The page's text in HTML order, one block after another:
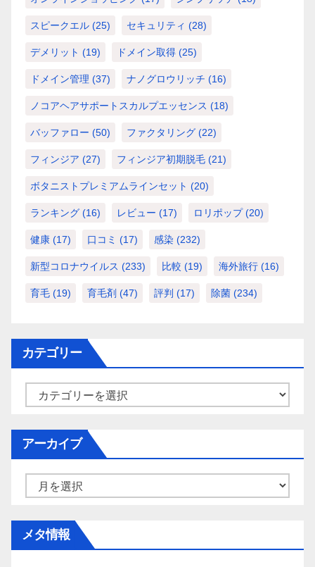
スピークエル (25) セキュリティ (28)
デメリット (19) ドメイン取得 (25)
ドメイン管理 (37) ナノグロウリッチ (16)
ノコアヘアサポートスカルプエッセンス (18)
バッファロー (50) ファクタリング (22)
フィンジア (27) フィンジア初期脱毛 (21)
ボタニストプレミアムラインセット (20)
ランキング (16) レビュー (17) ロリポップ(20)
健康 (17) 口コミ (17) 感染 (232)
新型コロナウイルス (233) 比較 (19) 海外旅行 (16)
育毛 (19) 育毛剤 (47) 評判 (17) 除菌 (234)
カテゴリー
ー
アーカイブ
メタ情報